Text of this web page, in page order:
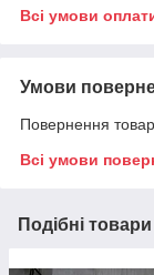
Всі умови
Умови
Повернення
Всі умови
Подібні